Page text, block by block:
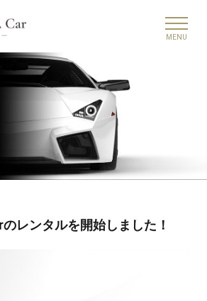
レンタルを開始しました！